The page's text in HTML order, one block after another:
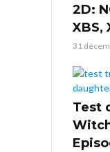
2D:
XBS,
31
Test